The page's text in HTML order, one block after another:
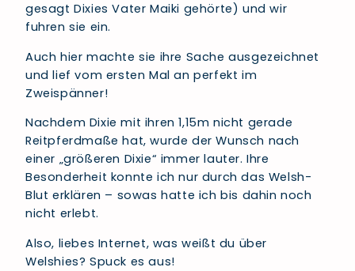
gesagt Dixies Vater Maiki gehörte) und wir
fuhren sie ein.
Auch hier machte sie ihre Sache ausgezeichnet
und lief vom ersten Mal an perfekt im
Zweispänner!
Nachdem Dixie mit ihren 1,15m nicht gerade
Reitpferdmaße hat, wurde der Wunsch nach
einer „größeren Dixie“ immer lauter. Ihre
Besonderheit konnte ich nur durch das Welsh-
Blut erklären – sowas hatte ich bis dahin noch
nicht erlebt.
Also, liebes Internet, was weißt du über
Welshies? Spuck es aus!